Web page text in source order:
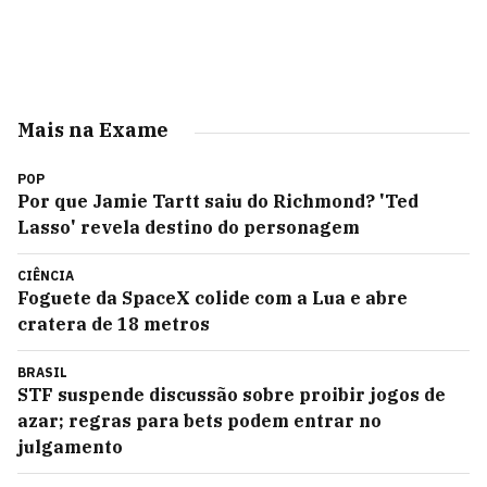
Mais na Exame
POP
Por que Jamie Tartt saiu do Richmond? 'Ted
Lasso' revela destino do personagem
CIÊNCIA
Foguete da SpaceX colide com a Lua e abre
cratera de 18 metros
BRASIL
STF suspende discussão sobre proibir jogos de
azar; regras para bets podem entrar no
julgamento